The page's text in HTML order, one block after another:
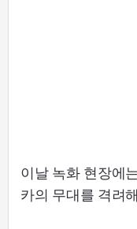
이날 녹화 현장에
카의 무대를 격려